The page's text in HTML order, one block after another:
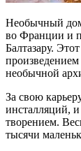
Необычный
во Франции и
Балтазару.
необычной
За свою
инсталляций,
творением.
тысячи